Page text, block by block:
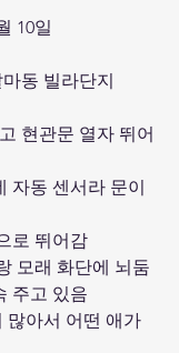
10일
동 빌라단지
현관문 열자 뛰어
으로 뛰어감
랑 모래 화단에 뇌둠
주고 있음